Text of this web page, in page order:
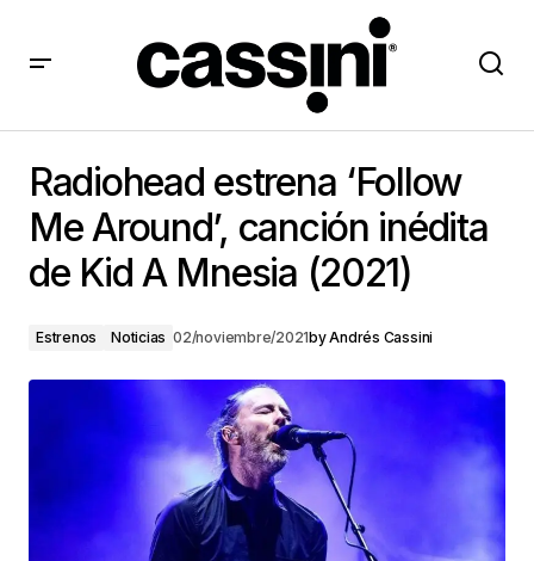
inédita de Kid A Mnesia (2021)
Radiohead estrena ‘Follow
Me Around’, canción inédita
de Kid A Mnesia (2021)
Estrenos Noticias 02/noviembre/2021byAndrés Cassini